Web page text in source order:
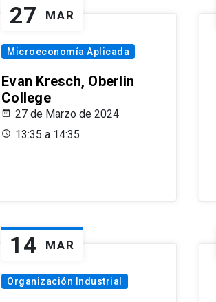
27 MAR
Microeconomía Aplicada
Evan Kresch, Oberlin
College
27 de Marzo de 2024
13:35 a 14:35
14 MAR
Organización Industrial